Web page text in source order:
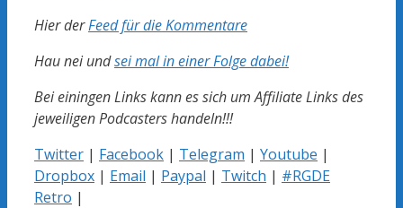
Hier derFeed für die Kommentare
Hau nei undsei mal in einer Folge dabei!
Bei einingen Links kann es sich um Affiliate Links des
jeweiligen Podcasters handeln!!!
Twitter | Facebook | Telegram | Youtube |
Dropbox | Email | Paypal | Twitch | #RGDE
Retro |